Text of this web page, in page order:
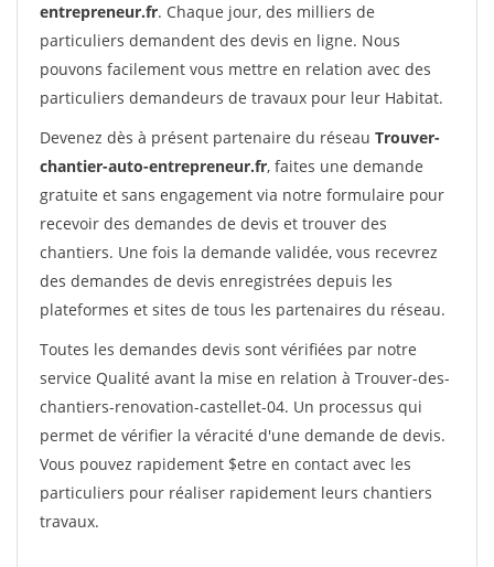
entrepreneur.fr. Chaque jour, des milliers de
particuliers demandent des devis en ligne. Nous
pouvons facilement vous mettre en relation avec des
particuliers demandeurs de travaux pour leur Habitat.
Devenez dès à présent partenaire du réseau Trouver-
chantier-auto-entrepreneur.fr, faites une demande
gratuite et sans engagement via notre formulaire pour
recevoir des demandes de devis et trouver des
chantiers. Une fois la demande validée, vous recevrez
des demandes de devis enregistrées depuis les
plateformes et sites de tous les partenaires du réseau.
Toutes les demandes devis sont vérifiées par notre
service Qualité avant la mise en relation à Trouver-des-
chantiers-renovation-castellet-04. Un processus qui
permet de vérifier la véracité d'une demande de devis.
Vous pouvez rapidement $etre en contact avec les
particuliers pour réaliser rapidement leurs chantiers
travaux.